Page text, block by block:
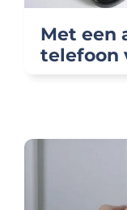
Met een
telefoon